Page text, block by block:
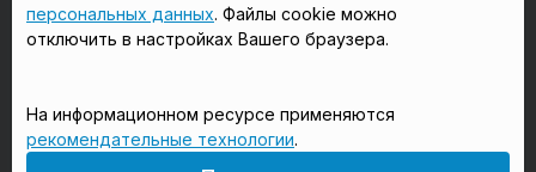
Мы в соцсетях
персональных данных. Файлы cookie можно
отключить в настройках Вашего браузера.
На информационном ресурсе применяются
рекомендательные технологии.